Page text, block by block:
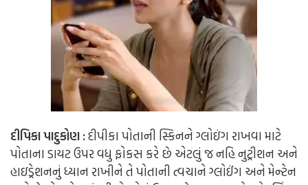
દીપિકા પાદુકોણ :દીપીકા પોતાની સ્કિનને ગ્લોઇંગ રાખવા માટે
પોતાના ડાયટ ઉપર વધુ ફોકસ કરે છે એટલું જ નહિ નુટ્રીશન અને
હાઇડ્રેશનનું ધ્યાન રાખીને તે પોતાની ત્વચાને ગ્લોઈંગ અને મેન્ટેન